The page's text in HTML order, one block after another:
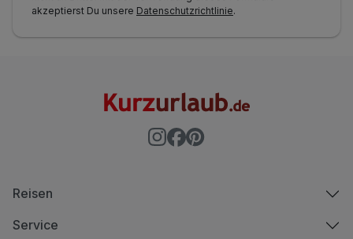
akzeptierst Du unsere Datenschutzrichtlinie.
Reisen
Service